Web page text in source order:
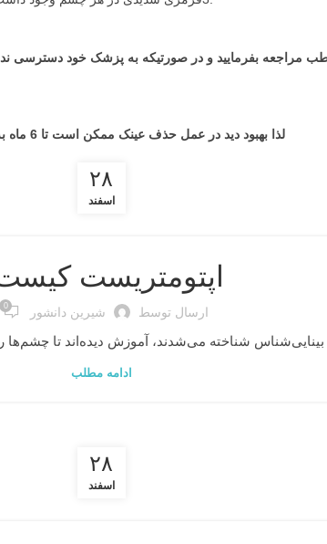
مراجعه بفرمایید و در صورتیکه به پزشک خود دسترسی
لذا بهبود دید در عمل حذف عینک ممکن است تا 6 ماه به طول بیانجامد.
۲۸
اسفند
اپتومتریست‌
ارسال توسط شیرین دانشور 0
بینایی‌شناس شناخته می‌شدند، آموزش دیده‌اند تا چشم‌ها
ادامه مطلب
۲۸
اسفند